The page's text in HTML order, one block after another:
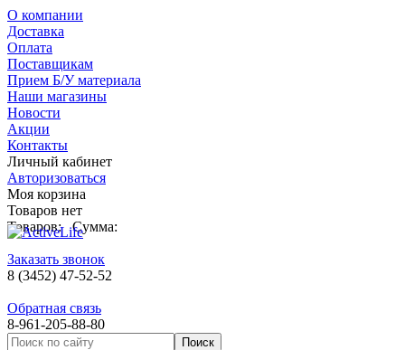
О компании
Доставка
Оплата
Поставщикам
Прием Б/У материала
Наши магазины
Новости
Акции
Контакты
Личный кабинет
Авторизоваться
Моя корзина
Товаров нет
Товаров: Сумма:
Заказать звонок
8 (3452) 47-52-52
Обратная связь
8-961-205-88-80